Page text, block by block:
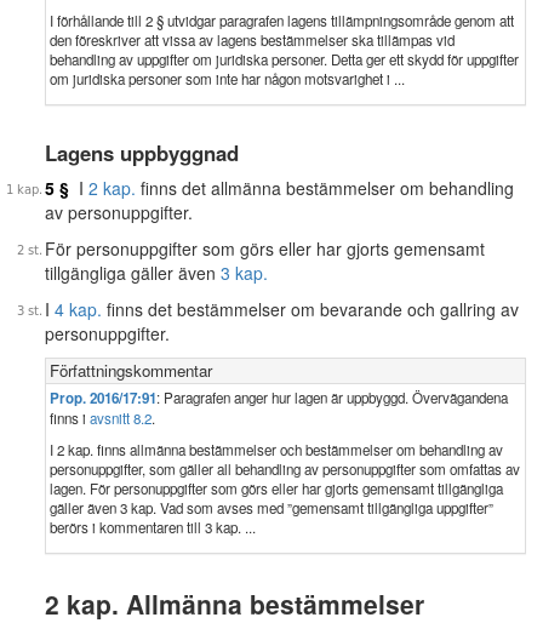
I förhållande till 2 § utvidgar paragrafen lagens tillämpningsområde genom att
den föreskriver att vissa av lagens bestämmelser ska tillämpas vid
behandling av uppgifter om juridiska personer. Detta ger ett skydd för uppgifter
om juridiska personer som inte har någon motsvarighet i ...
Lagens uppbyggnad
5 § I 2 kap. finns det allmänna bestämmelser om behandling
av personuppgifter.
För personuppgifter som görs eller har gjorts gemensamt
tillgängliga gäller även 3 kap.
I 4 kap. finns det bestämmelser om bevarande och gallring av
personuppgifter.
Författningskommentar
Prop. 2016/17:91: Paragrafen anger hur lagen är uppbyggd. Övervägandena
finns i avsnitt 8.2.
I 2 kap. finns allmänna bestämmelser och bestämmelser om behandling av
personuppgifter, som gäller all behandling av personuppgifter som omfattas av
lagen. För personuppgifter som görs eller har gjorts gemensamt tillgängliga
gäller även 3 kap. Vad som avses med ”gemensamt tillgängliga uppgifter”
berörs i kommentaren till 3 kap. ...
2 kap. Allmänna bestämmelser